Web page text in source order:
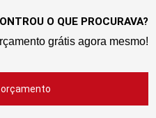
O QUE PROCURAVA?
grátis agora mesmo!